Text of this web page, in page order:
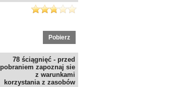
Pobierz
78 ściągnięć - przed
pobraniem zapoznaj sie
z warunkami
korzystania z zasobów